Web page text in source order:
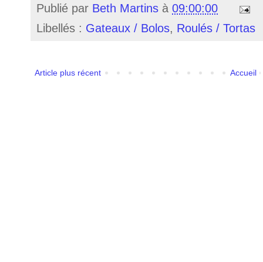
Publié par Beth Martins à 09:00:00
Libellés : Gateaux / Bolos, Roulés / Tortas
Article plus récent Accueil